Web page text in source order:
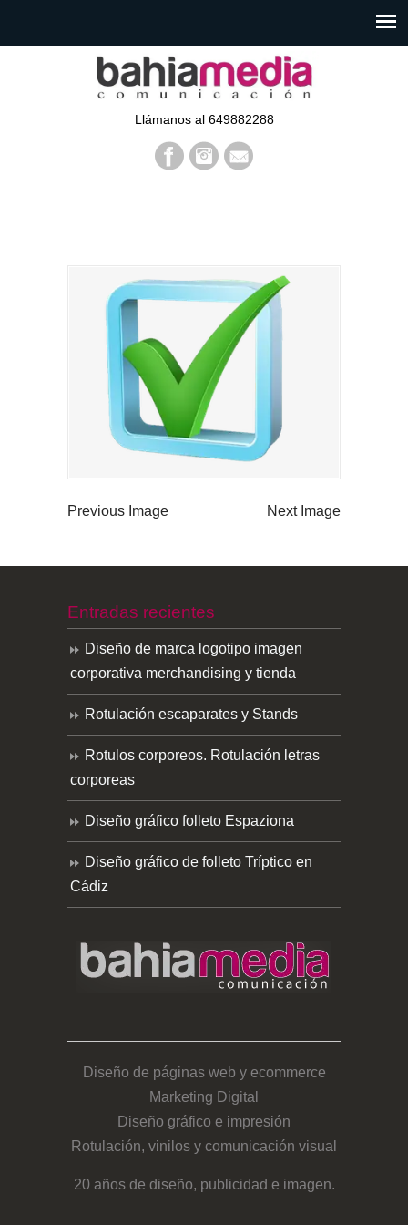
Llámanos al 649882288
Previous Image Next Image
Entradas recientes
Diseño de marca logotipo imagen
corporativa merchandising y tienda
Rotulación escaparates y Stands
Rotulos corporeos. Rotulación letras
corporeas
Diseño gráfico folleto Espaziona
Diseño gráfico de folleto Tríptico en
Cádiz
Diseño de páginas web y ecommerce
Marketing Digital
Diseño gráfico e impresión
Rotulación, vinilos y comunicación visual
20 años de diseño, publicidad e imagen.